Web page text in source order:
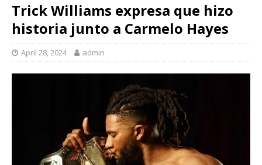
Trick Williams expresa que hizo
historia junto a Carmelo Hayes
April 28, 2024 admin